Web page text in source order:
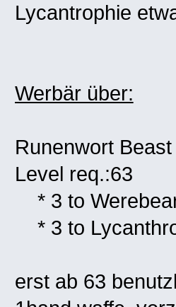
Lycantrophie
Werbär über:
Runenwort Beast
Level req.:63
* 3 to
* 3 to
erst ab 63